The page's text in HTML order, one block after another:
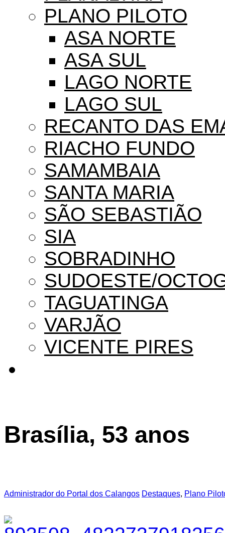
PLANO PILOTO
ASA NORTE
ASA SUL
LAGO NORTE
LAGO SUL
RECANTO DAS
RIACHO FUNDO
SAMAMBAIA
SANTA MARIA
SÃO SEBASTIÃO
SIA
SOBRADINHO
SUDOESTE/
TAGUATINGA
VARJÃO
VICENTE PIRES
Brasília, 53 anos
Administrador do Portal dos Calangos Destaques, Plano